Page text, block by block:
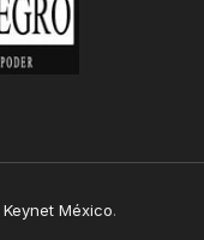
Keynet México.